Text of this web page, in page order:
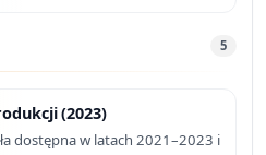
5
(2023)
dostępna w latach 2021–2023 i